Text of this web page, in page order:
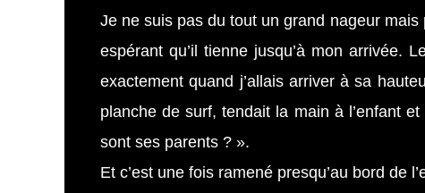
Je ne suis pas du tout un grand nageur
espérant qu’il tienne jusqu’à mon arrivée.
exactement quand j’allais arriver à sa
planche de surf, tendait la main à l’enfant
sont ses parents ? ».
Et c’est une fois ramené presqu’au bord de